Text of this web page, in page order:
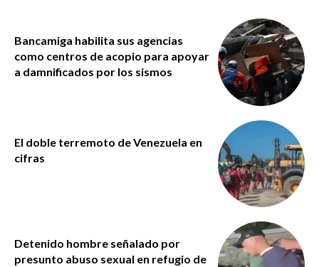
Bancamiga habilita sus agencias
como centros de acopio para apoyar
a damnificados por los sismos
El doble terremoto de Venezuela en
cifras
Detenido hombre señalado por
presunto abuso sexual en refugio de